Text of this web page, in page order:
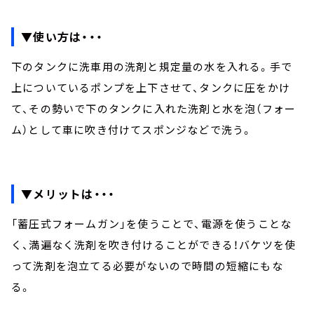
▼使い方は・・・
下のタンクに洗車用の洗剤と規定量の水を入れる。手で
上についているポンプを上下させて、タンクに圧をかけ
て、その勢いで下のタンクに入れた洗剤と水を泡（フォー
ム）として車に吹き付けてスポンジなどで洗う。
▼メリットは・・・
「蓄圧式フォームガン」を使うことで、電源を使うことな
く、満遍なく洗剤を吹き付けることができる！バケツを使
って洗剤を泡立てる必要がないので時間の短縮にもな
る。